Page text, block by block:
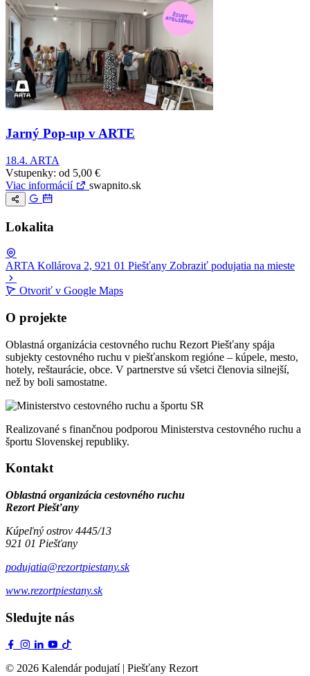
Jarný Pop-up v ARTE
18.4. ARTA
Vstupenky: od 5,00 €
Viac informácií
swapnito.sk
Lokalita
ARTA Kollárova 2, 921 01 Piešťany Zobraziť podujatia na mieste
−
Otvoriť v Google Maps
O projekte
Oblastná organizácia cestovného ruchu Rezort Piešťany spája
subjekty cestovného ruchu v piešťanskom regióne – kúpele, mesto,
hotely, reštaurácie, obce. V partnerstve sú všetci členovia silnejší,
než by boli samostatne.
Realizované s finančnou podporou Ministerstva cestovného ruchu a
športu Slovenskej republiky.
Kontakt
Oblastná organizácia cestovného ruchu
Rezort Piešťany
Kúpeľný ostrov 4445/13
921 01 Piešťany
podujatia@rezortpiestany.sk
www.rezortpiestany.sk
Sledujte nás
© 2026 Kalendár podujatí | Piešťany Rezort